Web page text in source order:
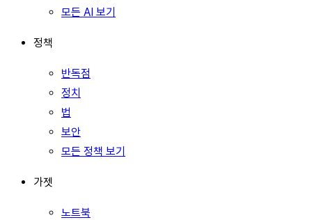
모든 AI 보기
정책
반독점
정치
법
보안
모든 정책 보기
가젯
노트북